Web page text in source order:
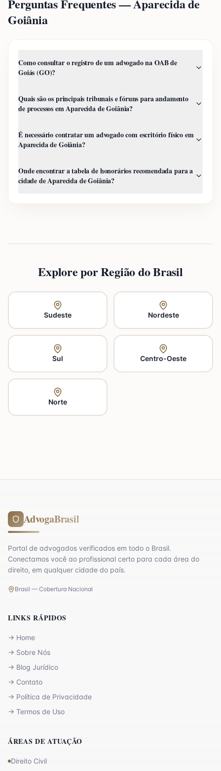
Perguntas Frequentes —Aparecida de
Goiânia
Como consultar o registro de um advogado na OAB de
Goiás (GO)?
Quais são os principais tribunais e fóruns para andamento
de processos em Aparecida de Goiânia?
É necessário contratar um advogado com escritório físico em
Aparecida de Goiânia?
Onde encontrar a tabela de honorários recomendada para a
cidade de Aparecida de Goiânia?
Explore por Região do Brasil
Sudeste Nordeste
Sul Centro-Oeste
Norte
AdvogaBrasil
Portal de advogados verificados em todo o Brasil.
Conectamos você ao profissional certo para cada área do
direito, em qualquer cidade do país.
Brasil — Cobertura Nacional
LINKS RÁPIDOS
→ Home
→ Sobre Nós
→ Blog Jurídico
→ Contato
→ Política de Privacidade
→ Termos de Uso
ÁREAS DE ATUAÇÃO
Direito Civil